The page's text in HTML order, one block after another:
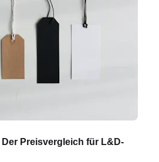
Der Preisvergleich für L&D-